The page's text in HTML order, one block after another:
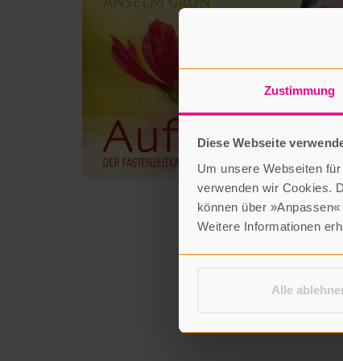
Zustimmung
Diese Webseite
Um unsere Webseiten
verwenden wir Cookies.
können über
Weitere Informationen
Alle